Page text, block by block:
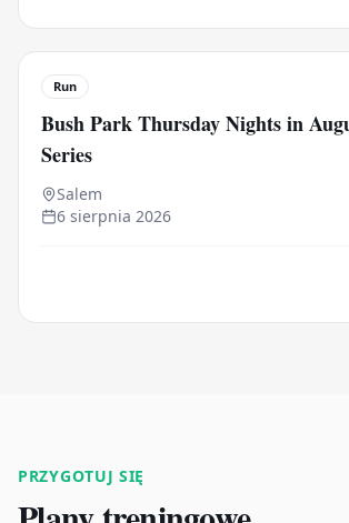
Run
Bush Park Thursday Nights in
Series
Salem
6 sierpnia 2026
PRZYGOTUJ SIĘ